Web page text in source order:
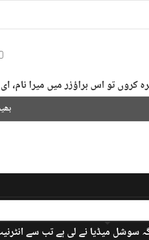
کروں تو اس براؤزر میں میرا
سوشل میڈیا نے لی ہے تب سے